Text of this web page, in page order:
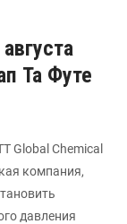
Та Футе
Global Chemical
компания,
давления